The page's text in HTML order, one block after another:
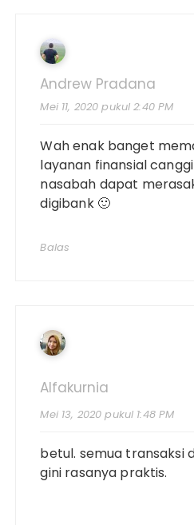
Andrew Pradana
Mei 11, 2020 pukul 2:40 PM
Wah enak banget
layanan finansial
nasabah dapat
digibank 🙂
Balas
Alfakurnia
Mei 13, 2020 pukul 1:48 PM
betul. semua transaksi
gini rasanya praktis.